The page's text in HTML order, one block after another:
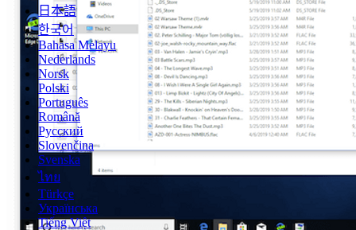
日本語
한국어
Bahasa Melayu
Nederlands
Norsk
Polski
Português
Română
Русский
Slovenčina
Svenska
ไทย
Türkçe
Українська
Tiếng Việt